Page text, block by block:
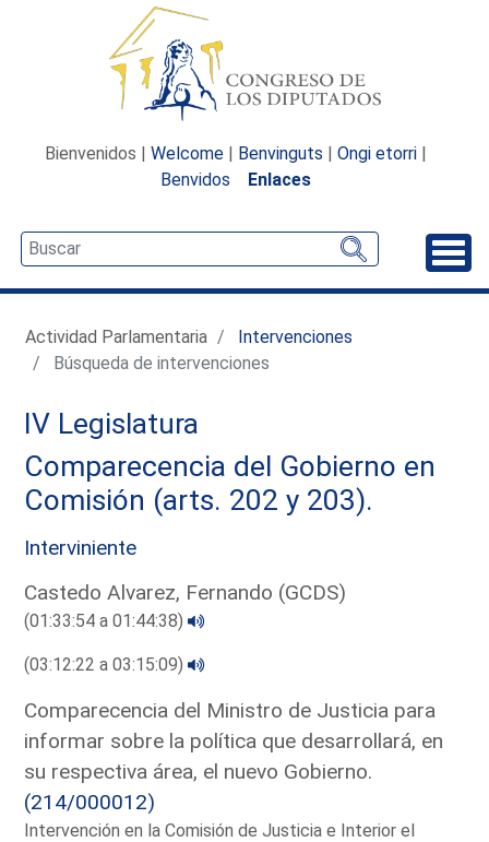
Bienvenidos | Welcome | Benvinguts | Ongi etorri |
Benvidos
Enlaces
Actividad Parlamentaria
Intervenciones
Búsqueda de intervenciones
IV Legislatura
Comparecencia del Gobierno en
Comisión (arts. 202 y 203).
Interviniente
Castedo Alvarez, Fernando (GCDS)
(01:33:54 a 01:44:38)
(03:12:22 a 03:15:09)
Comparecencia del Ministro de Justicia para
informar sobre la política que desarrollará, en
su respectiva área, el nuevo Gobierno.
(214/000012)
Intervención en la Comisión de Justicia e Interior el